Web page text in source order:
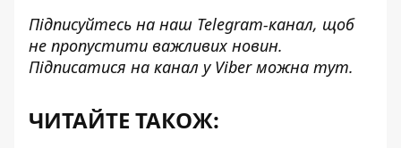
Підписуйтесь на наш Telegram-канал, щоб
не пропустити важливих новин.
Підписатися на канал у Viber можна тут.
ЧИТАЙТЕ ТАКОЖ: